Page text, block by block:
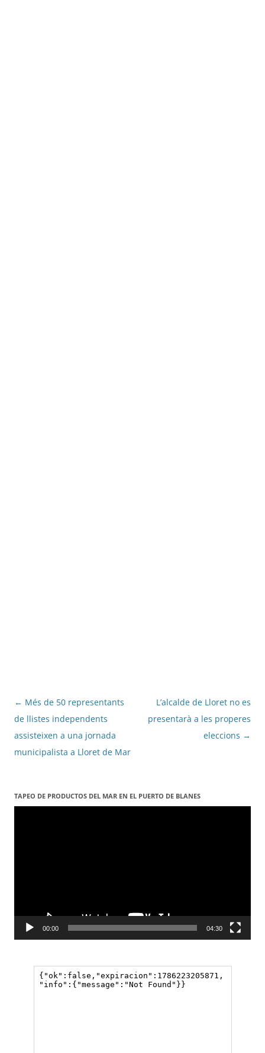
Navegació
per
les
entrades
← Més de 50 representants
de llistes independents
assisteixen a una jornada
municipalista a Lloret de Mar
L’alcalde de Lloret no es
presentarà a les properes
eleccions →
TAPEO DE PRODUCTOS DEL MAR EN EL PUERTO DE BLANES
Reproductor
00:00 04:30